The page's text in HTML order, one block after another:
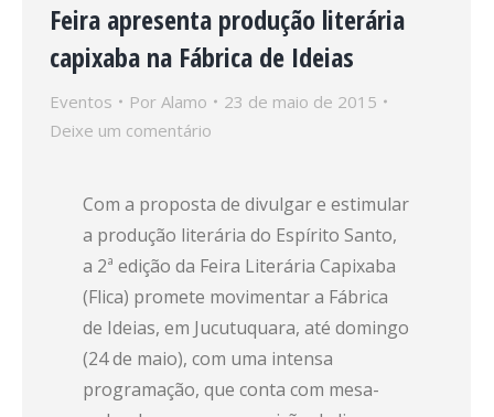
Feira apresenta produção literária
capixaba na Fábrica de Ideias
Eventos Por Alamo
23 de maio de 2015
Deixe um comentário
Com a proposta de divulgar e estimular
a produção literária do Espírito Santo,
a 2ª edição da Feira Literária Capixaba
(Flica) promete movimentar a Fábrica
de Ideias, em Jucutuquara, até domingo
(24 de maio), com uma intensa
programação, que conta com mesa-